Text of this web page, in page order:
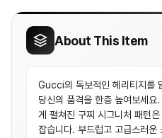
About This Item
Gucci의 독보적인 헤리티지를
당신의 품격을 한층 높여보세
게 펼쳐진 구찌 시그니처 패턴
잡습니다. 부드럽고 고급스러